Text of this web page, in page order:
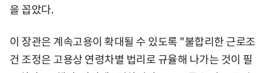
을 꼽았다.
이 장관은 계속고용이 확대될 수 있도록 "불합리한 근로조
건 조정은 고용상 연령차별 법리로 규율해 나가는 것이 필